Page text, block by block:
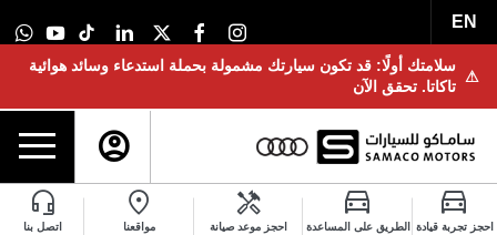
EN
⚠
سلامتك أولًا: قد تكون سيارتك مشمولة بحملة استدعاء وسائد هوائية
تاكاتا. تحقق الآن
احجز تجربة قيادة الطريق على المساعدة احجز موعد صيانة مواقعنا اتصل بنا